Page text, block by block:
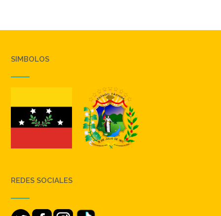
SIMBOLOS
REDES SOCIALES